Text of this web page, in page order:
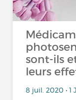
sont-ils
leurs
8 juil. 2020 • 1